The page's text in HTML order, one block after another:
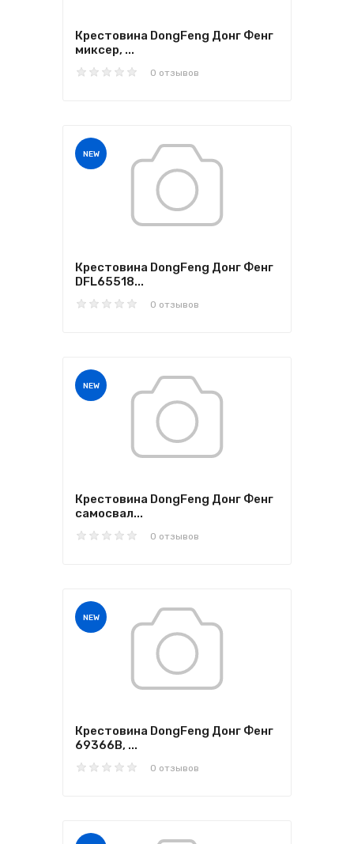
Крестовина DongFeng Донг Фенг
миксер, ...
0 отзывов
NEW
Крестовина DongFeng Донг Фенг
DFL65518...
0 отзывов
NEW
Крестовина DongFeng Донг Фенг
самосвал...
0 отзывов
NEW
Крестовина DongFeng Донг Фенг
69366B, ...
0 отзывов